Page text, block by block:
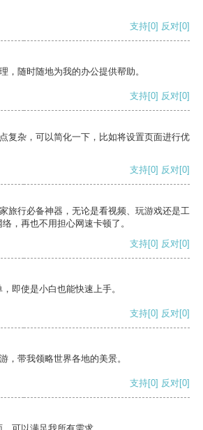
支持[0] 反对[0]
，随时随地为我的办公提供帮助。
支持[0] 反对[0]
复杂，可以简化一下，比如将设置页面进行优
支持[0] 反对[0]
旅行必备神器，无论是看视频、玩游戏还是工
，再也不用担心网速卡顿了。
支持[0] 反对[0]
即使是小白也能快速上手。
支持[0] 反对[0]
，带我领略世界各地的美景。
支持[0] 反对[0]